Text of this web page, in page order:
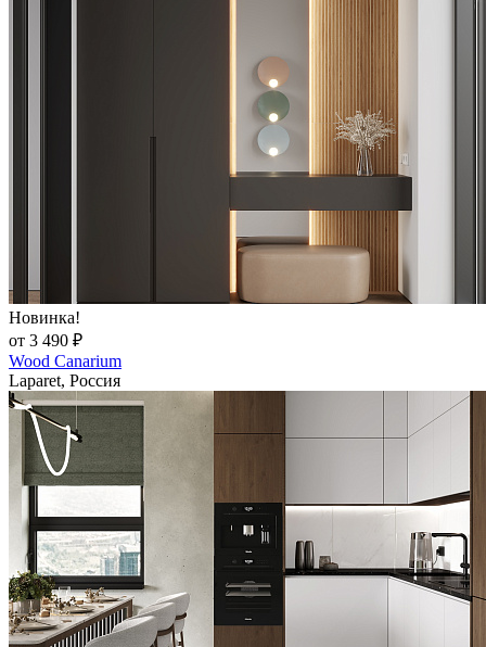
Новинка!
от 3 490 ₽
Wood Canarium
Laparet, Россия